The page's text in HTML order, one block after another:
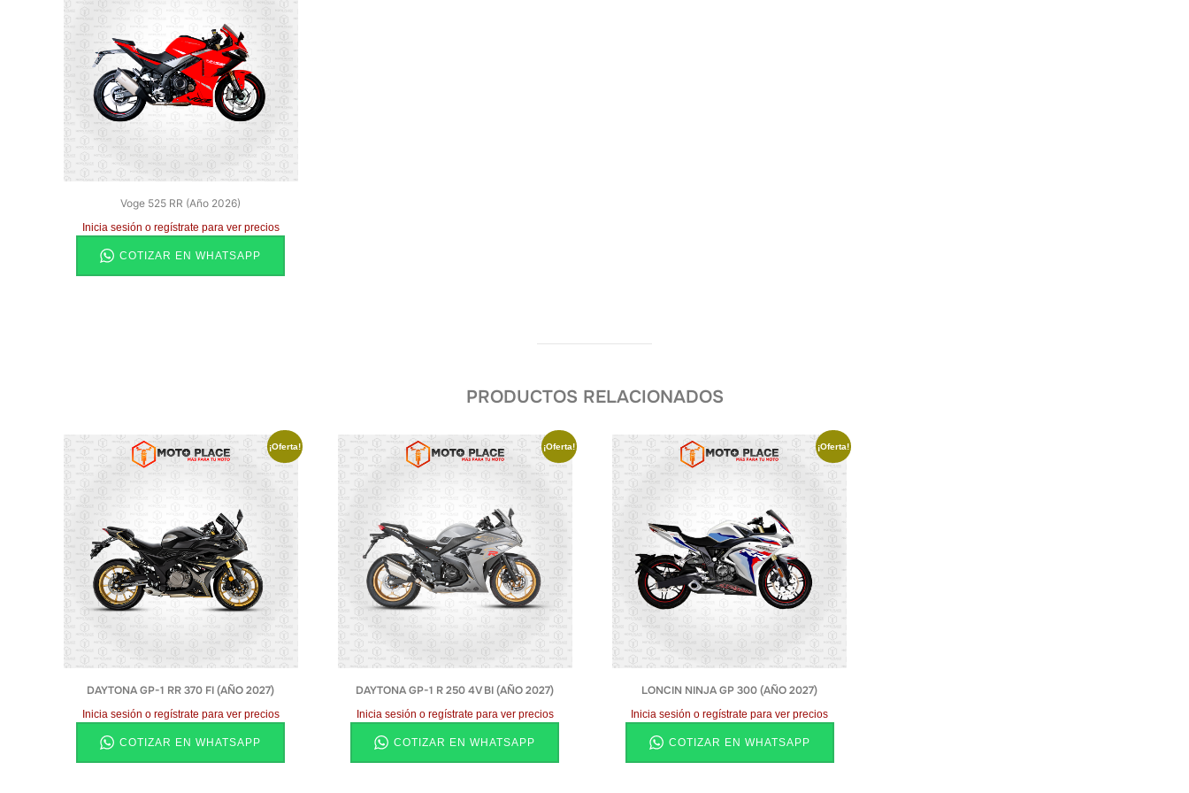
Voge 525 RR (año 2026)
Inicia sesión o regístrate para ver precios
COTIZAR EN WHATSAPP
PRODUCTOS RELACIONADOS
¡Oferta!
DAYTONA GP-1 RR 370 FI (AÑO 2027)
Inicia sesión o regístrate para ver precios
COTIZAR EN WHATSAPP
¡Oferta!
DAYTONA GP-1 R 250 4V BI (AÑO 2027)
Inicia sesión o regístrate para ver precios
COTIZAR EN WHATSAPP
¡Oferta!
LONCIN NINJA GP 300 (AÑO 2027)
Inicia sesión o regístrate para ver precios
COTIZAR EN WHATSAPP